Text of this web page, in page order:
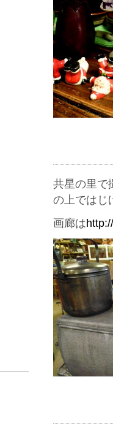
共星の里で
の上ではじ
画廊は